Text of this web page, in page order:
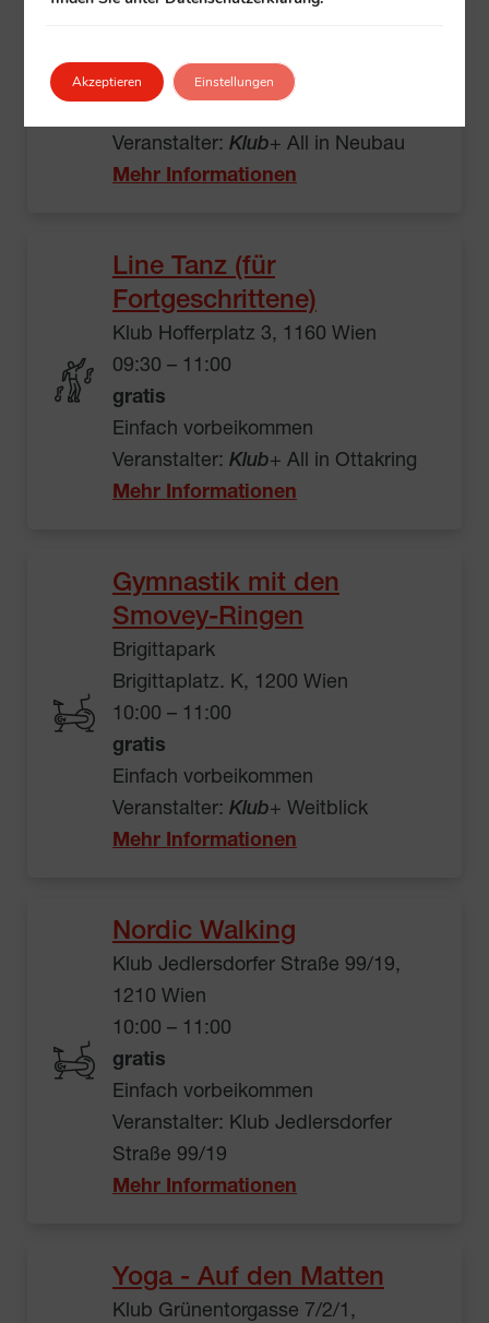
gratis
Veranstalter: Klub+ All in Neubau
Mehr Informationen
Line Tanz (für
Fortgeschrittene)
Klub Hofferplatz 3, 1160 Wien
09:30 – 11:00
gratis
Einfach vorbeikommen
Veranstalter: Klub+ All in Ottakring
Mehr Informationen
Gymnastik mit den
Smovey-Ringen
Brigittapark
Brigittaplatz. K, 1200 Wien
10:00 – 11:00
gratis
Einfach vorbeikommen
Veranstalter: Klub+ Weitblick
Mehr Informationen
Nordic Walking
Klub Jedlersdorfer Straße 99/19,
1210 Wien
10:00 – 11:00
gratis
Einfach vorbeikommen
Veranstalter: Klub Jedlersdorfer
Straße 99/19
Mehr Informationen
Yoga - Auf den Matten
Klub Grünentorgasse 7/2/1,
Akzeptieren Einstellungen